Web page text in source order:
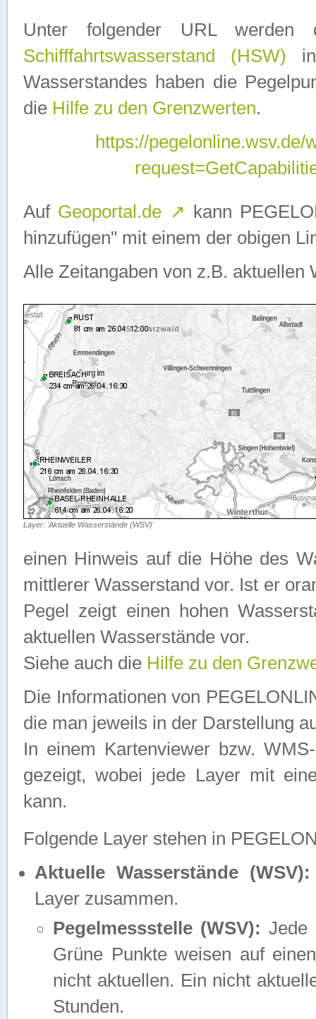
Unter folgender URL
Schifffahrtswasserstand (HSW)
Wasserstandes haben die
die Hilfe zu den Grenzwerten.
https://
Auf Geoportal.de ↗ kann
hinzufügen" mit einem der obigen
Alle Zeitangaben von z.B. aktuellen
Layer: 'Aktuelle Wasserstände (WSV)'
einen Hinweis auf die Höhe des
mittlerer Wasserstand vor. Ist er
Pegel zeigt einen hohen
aktuellen Wasserstände vor.
Siehe auch die Hilfe zu den
Die Informationen von
die man jeweils in der Darstellung
In einem Kartenviewer bzw.
gezeigt, wobei jede Layer mit
kann.
Folgende Layer stehen in
Aktuelle Wasserstände (WSV):
Layer zusammen.
Pegelmessstelle (WSV): Jede
Grüne Punkte weisen auf
nicht aktuellen. Ein nicht
Stunden.